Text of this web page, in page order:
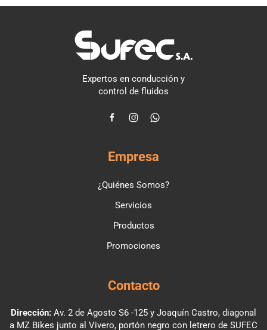
Expertos en conducción y
control de fluidos
Empresa
¿Quiénes Somos?
Servicios
Productos
Promociones
Contacto
Dirección: Av. 2 de Agosto S6 -125 y Joaquín Castro, diagonal
a MZ Bikes junto al Vivero, portón negro con letrero de SUFEC